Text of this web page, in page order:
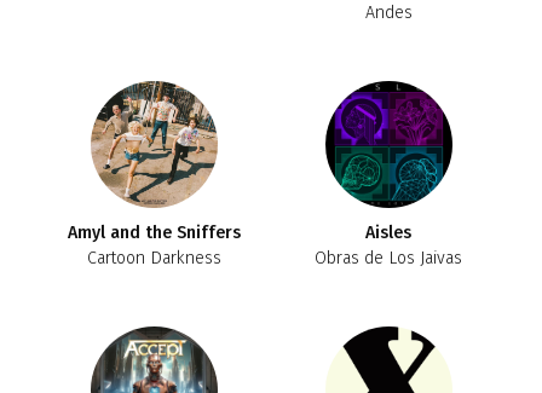
Andes
Amyl and the Sniffers
Cartoon Darkness
Aisles
Obras de Los Jaivas